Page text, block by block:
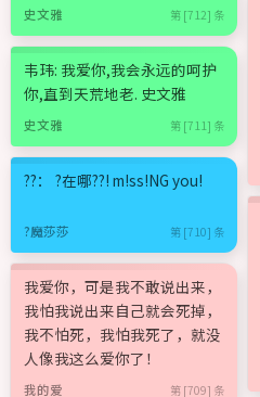
史文雅 第 [712] 条
韦玮: 我爱你,我会永远的呵护
你,直到天荒地老. 史文雅
史文雅 第 [711] 条
??： ?在哪??! m!ss!NG you!
?魔莎莎 第 [710] 条
我爱你，可是我不敢说出来，
我怕我说出来自己就会死掉，
我不怕死，我怕我死了，就没
人像我这么爱你了！
我的爱 第 [709] 条